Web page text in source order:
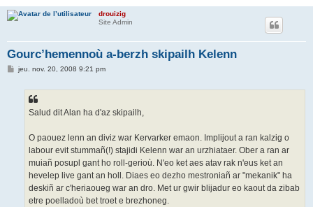
drouizig
Site Admin
Gourc’hemennoù a-berzh skipailh Kelenn
Mjeu. nov. 20, 2008 9:21 pm
Salud dit Alan ha d'az skipailh,
O paouez lenn an diviz war Kervarker emaon. Implijout a ran kalzig o
labour evit stummañ(!) stajidi Kelenn war an urzhiataer. Ober a ran ar
muiañ posupl gant ho roll-gerioù. N'eo ket aes atav rak n'eus ket an
hevelep live gant an holl. Diaes eo dezho mestroniañ ar "mekanik" ha
deskiñ ar c'heriaoueg war an dro. Met ur gwir blijadur eo kaout da zibab
etre poelladoù bet troet e brezhoneg.